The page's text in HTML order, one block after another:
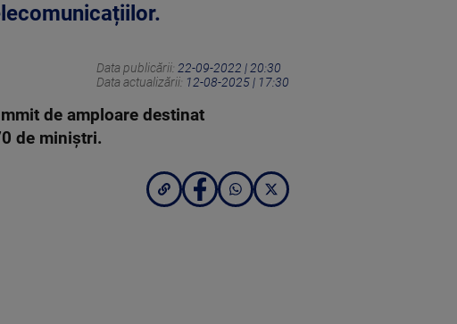
Data publicării: 22-09-2022 | 20:30
Data actualizării: 12-08-2025 | 17:30
de amploare destinat
de miniștri.